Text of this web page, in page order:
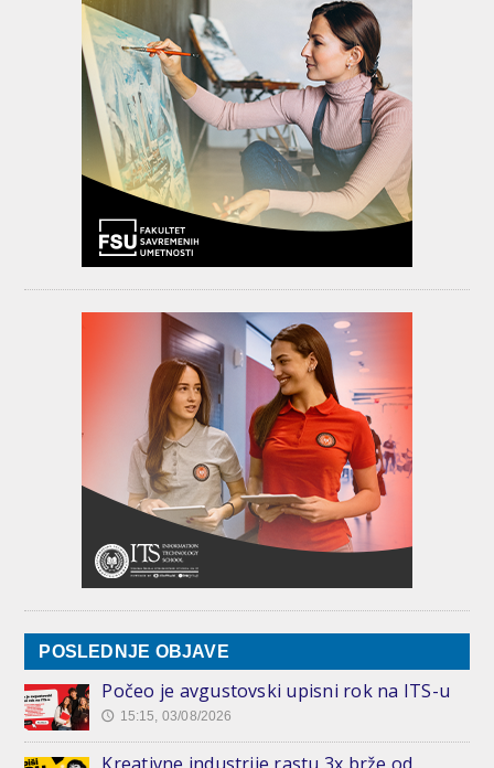
POSLEDNJE OBJAVE
Počeo je avgustovski upisni rok na ITS-u
🕔 15:15, 03/08/2026